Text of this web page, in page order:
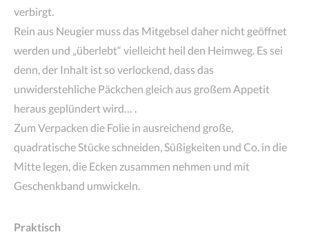
verbirgt.
Rein aus Neugier muss das Mitgebsel daher nicht geöffnet
werden und „überlebt“ vielleicht heil den Heimweg. Es sei
denn, der Inhalt ist so verlockend, dass das
unwiderstehliche Päckchen gleich aus großem Appetit
heraus geplündert wird… .
Zum Verpacken die Folie in ausreichend große,
quadratische Stücke schneiden, Süßigkeiten und Co. in die
Mitte legen, die Ecken zusammen nehmen und mit
Geschenkband umwickeln.
Praktisch